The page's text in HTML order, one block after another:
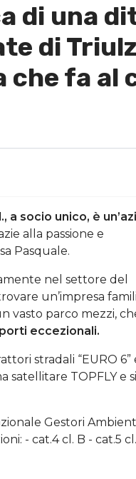
di una
di
che fa al
a socio unico, è
alla passione e
Pasquale.
nel settore del
un’impresa
vasto parco mezzi,
eccezionali.
stradali “EURO 6”
satellitare TOPFLY e
Gestori
- cat.4 cl. B - cat.5